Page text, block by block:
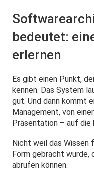
bedeutet:
erlernen
Es gibt einen Punkt,
kennen. Das System
gut. Und dann kommt
Management, von
Präsentation – auf die
Nicht weil das Wissen
Form gebracht wurde,
abrufen können.